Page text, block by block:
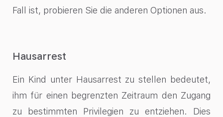
Fall ist, probieren Sie die anderen Optionen aus.
Hausarrest
Ein Kind unter Hausarrest zu stellen bedeutet,
ihm für einen begrenzten Zeitraum den Zugang
zu bestimmten Privilegien zu entziehen. Dies